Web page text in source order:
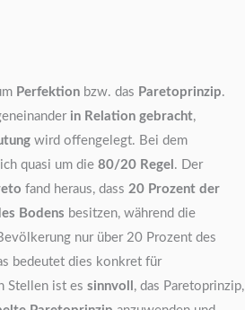
Perfektion bzw. das Paretoprinzip.
in Relation gebracht,
wird offengelegt. Bei dem
quasi um die 80/20 Regel . Der
fand heraus, dass 20 Prozent der
Bodens besitzen, während die
nur über 20 Prozent des
bedeutet dies konkret für
Stellen ist es sinnvoll , das Paretoprinzip,